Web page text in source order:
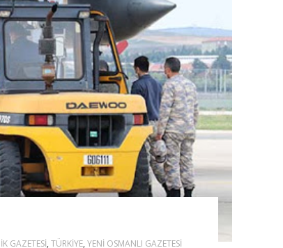
GAZETESI, TÜRKIYE, YENI OSMANLI GAZETESI